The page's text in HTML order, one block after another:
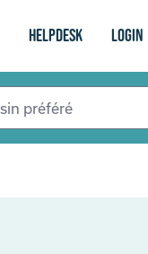
Helpdesk login